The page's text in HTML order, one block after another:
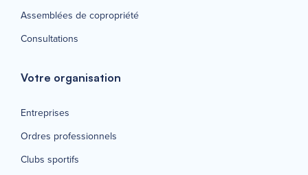
Assemblées de copropriété
Consultations
Votre organisation
Entreprises
Ordres professionnels
Clubs sportifs